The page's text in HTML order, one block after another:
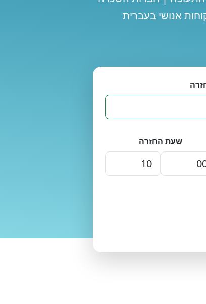
אנושי בעברית
שעת החזרה